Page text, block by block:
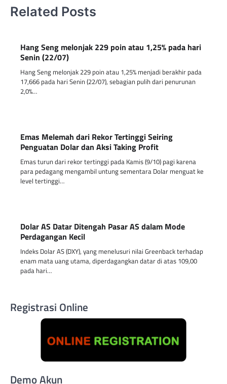
Related Posts
Hang Seng melonjak 229 poin atau 1,25% pada hari
Senin (22/07)
Hang Seng melonjak 229 poin atau 1,25% menjadi berakhir pada
17,666 pada hari Senin (22/07), sebagian pulih dari penurunan
2,0%…
Emas Melemah dari Rekor Tertinggi Seiring
Penguatan Dolar dan Aksi Taking Profit
Emas turun dari rekor tertinggi pada Kamis (9/10) pagi karena
para pedagang mengambil untung sementara Dolar menguat ke
level tertinggi…
Dolar AS Datar Ditengah Pasar AS dalam Mode
Perdagangan Kecil
Indeks Dolar AS (DXY), yang menelusuri nilai Greenback terhadap
enam mata uang utama, diperdagangkan datar di atas 109,00
pada hari…
Registrasi Online
Demo Akun